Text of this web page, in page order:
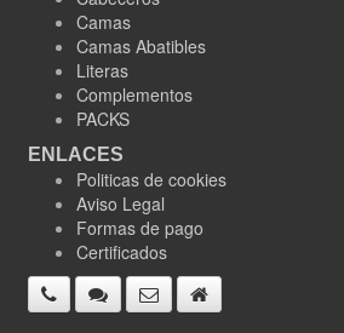
Camas
Camas Abatibles
Literas
Complementos
PACKS
ENLACES
Politicas de cookies
Aviso Legal
Formas de pago
Certificados